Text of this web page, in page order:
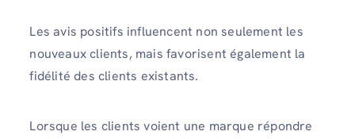
Les avis positifs influencent non seulement les
nouveaux clients, mais favorisent également la
fidélité des clients existants.
Lorsque les clients voient une marque répondre